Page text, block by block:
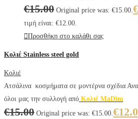
€15.00 Original price was: €15.00.€
τιμή είναι: €12.00.
Προσθήκη στο καλάθι σας
Κολιέ Stainless steel gold
Κολιέ
Ατσάλινα κοσμήματα σε μοντέρνα σχέδια
όλοι μας την συλλογή από Κολιέ MaDim
€15.00 Original price was: €15.00.€